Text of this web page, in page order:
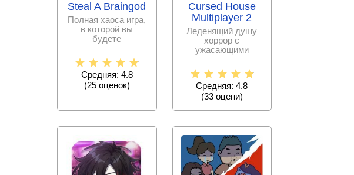
Steal A Braingod
Полная хаоса игра,
в которой вы
будете
очень необычным и
даже
Средняя: 4.8
(25оценок)
Cursed House
Multiplayer 2
Леденящий душу
хоррор с
ужасающими
захватывающими
миссиями и четкой
Средняя: 4.8
(33оцени)